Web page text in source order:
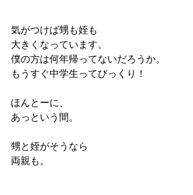
気がつけば甥も姪も
大きくなっています。
僕の方は何年帰ってないだろうか。
もうすぐ中学生ってびっくり！
ほんとーに、
あっという間。
甥と姪がそうなら
両親も。